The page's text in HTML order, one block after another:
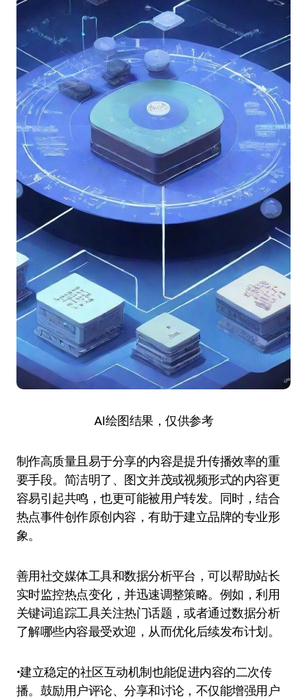
AI绘图结果，仅供参考
制作高质量且易于分享的内容是提升传播效率的重
要手段。简洁明了、图文并茂或视频形式的内容更
容易引起共鸣，也更可能被用户转发。同时，结合
热点事件创作原创内容，有助于建立品牌的专业形
象。
善用社交媒体工具和数据分析平台，可以帮助站长
实时监控热点变化，并迅速调整策略。例如，利用
关键词追踪工具关注热门话题，或者通过数据分析
了解哪些内容最受欢迎，从而优化后续发布计划。
•建立稳定的社区互动机制也能促进内容的二次传
播。鼓励用户评论、分享和讨论，不仅能增强用户